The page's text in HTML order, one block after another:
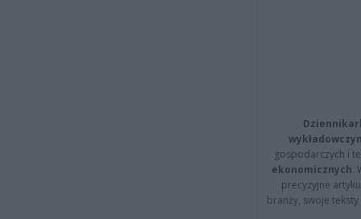
gospodarczych i
ekonomicznych.
precyzyjne
branży, swoje